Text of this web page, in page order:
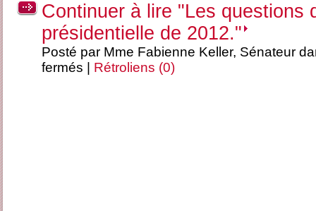
Continuer à lire "Les questions
présidentielle de 2012."
Posté par Mme Fabienne Keller, Sénateur
fermés
Rétroliens (0)